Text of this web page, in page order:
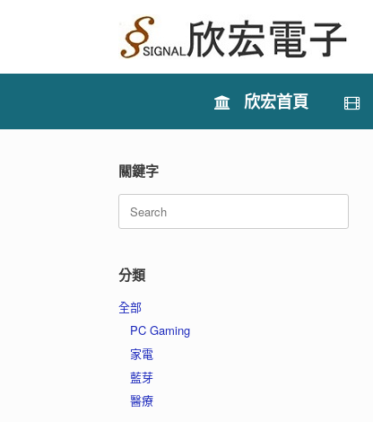
欣宏首頁
關鍵字
Search
for:
分類
全部
PC Gaming
家電
藍芽
醫療